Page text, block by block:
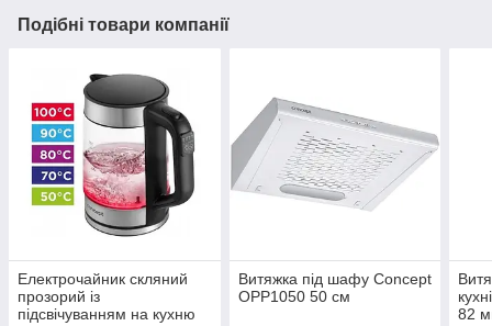
Подібні товари компанії
Електрочайник скляний
прозорий із
підсвічуванням на кухню
Витяжка під шафу Concept
OPP1050 50 см
82